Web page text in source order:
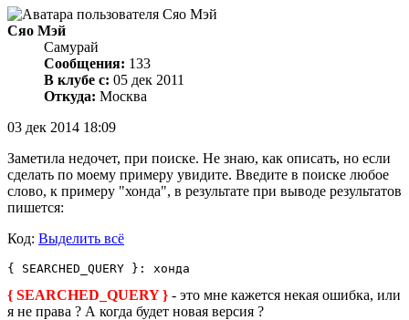
Сяо Мэй
Самурай
Сообщения: 133
В клубе с: 05 дек 2011
Откуда: Москва
03 дек 2014 18:09
Заметила недочет, при поиске. Не знаю, как описать, но если
сделать по моему примеру увидите. Введите в поиске любое
слово, к примеру "хонда", в результате при выводе результатов
пишется:
Код: Выделить всё
{ SEARCHED_QUERY }: хонда
{ SEARCHED_QUERY } - это мне кажется некая ошибка, или
я не права ? А когда будет новая версия ?